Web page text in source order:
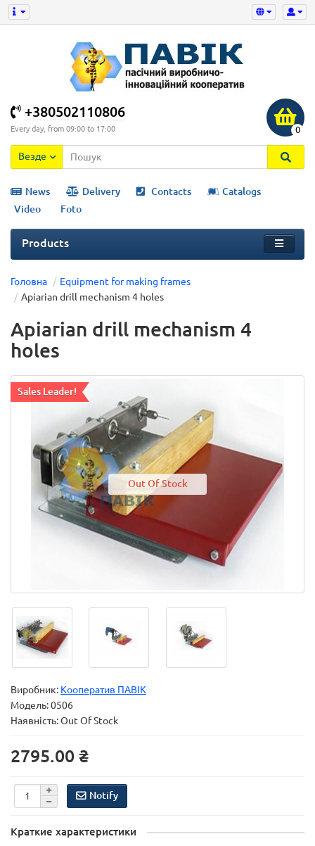
+380502110806
Every day, from 09:00 to 17:00 0
Везде
News Delivery Contacts
Catalogs
Video
Foto
Products
Головна
Equipment for making frames
Apiarian drill mechanism 4 holes
Apiarian drill mechanism 4
holes
Sales Leader!
Out Of Stock
Виробник: Кооператив ПАВІК
Модель:0506
Наявність: Out Of Stock
2795.00 ₴
Notify
Краткие характеристики